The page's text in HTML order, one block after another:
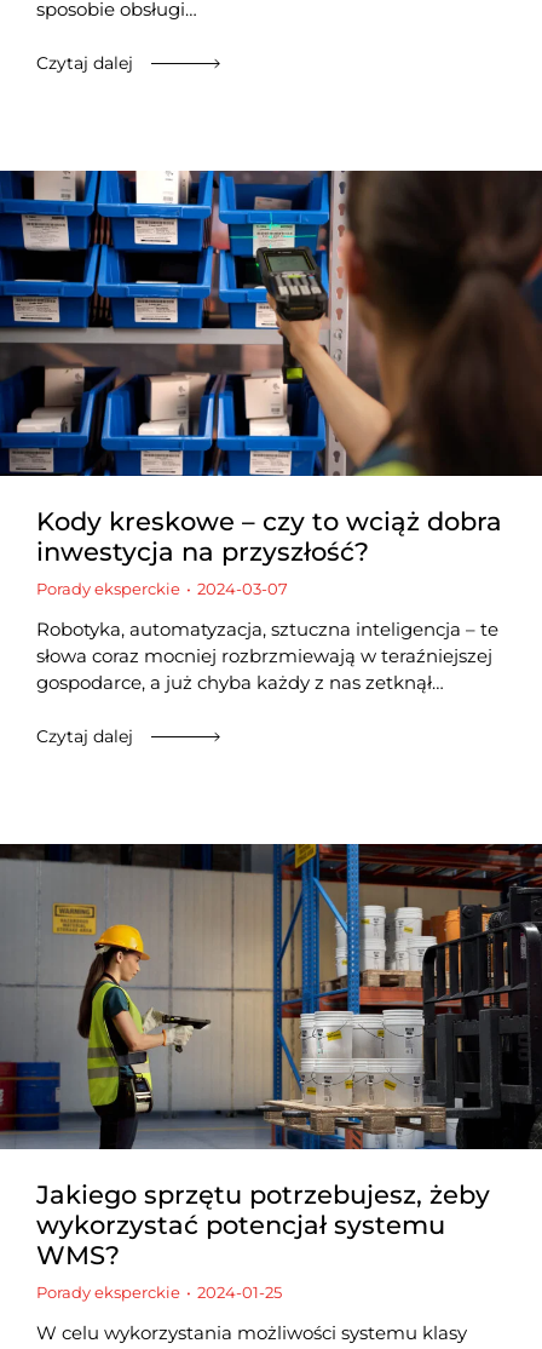
sposobie obsługi…
Czytaj dalej
Kody kreskowe – czy to wciąż dobra
inwestycja na przyszłość?
Porady eksperckie 2024-03-07
Robotyka, automatyzacja, sztuczna inteligencja – te
słowa coraz mocniej rozbrzmiewają w teraźniejszej
gospodarce, a już chyba każdy z nas zetknął…
Czytaj dalej
Jakiego sprzętu potrzebujesz, żeby
wykorzystać potencjał systemu
WMS?
Porady eksperckie 2024-01-25
W celu wykorzystania możliwości systemu klasy